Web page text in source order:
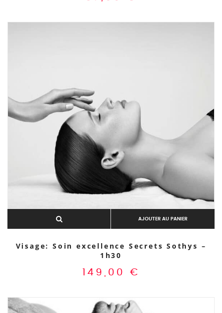
AJOUTER AU PANIER
Visage: Soin excellence Secrets Sothys –
1h30
149,00 €